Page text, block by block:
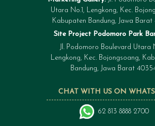
CHAT WITH US ON
62 813 8888 2700
Utara No.1, Lengkong, Kec.
Kabupaten Bandung, Jawa Barat
Site Project Podomoro Park
Jl. Podomoro Boulevard Utara
Lengkong, Kec. Bojongsoang,
Bandung, Jawa Barat